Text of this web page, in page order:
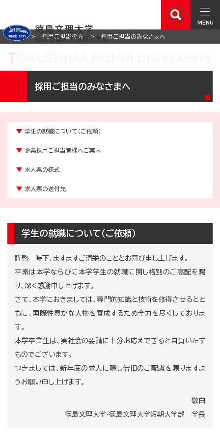
MENU
ホーム 採用ご担当の方 採用ご担当のみなさまへ
採用ご担当のみなさまへ
学生の就職について（ご依頼）
企業採用ご担当者様へご案内
求人票の様式
求人票の送付先
学生の就職について（ご依頼）
謹啓 時下、ますますご清栄のこととお喜び申し上げます。
平素は本学ならびに本学学生の就職に関し格別のご高配を賜
り、深く感謝申し上げます。
さて、本学におきましては、専門的知識と技術を修得させるとと
もに、国際性豊かな人物を養成するため全力を尽くしておりま
す。
本学卒業生は、実社会の要請に十分お応えできると自負いたす
ものでございます。
つきましては、新年度の求人に際し倍旧のご配慮を賜りますよ
うお願い申し上げます。
敬白
徳島文理大学·徳島文理大学短期大学部 学長